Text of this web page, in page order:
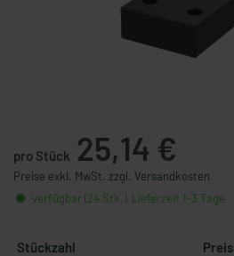
pro Stück 25,14 €
Preise exkl. MwSt. zzgl. Versandkosten
verfügbar (24 Stk.), Lieferzeit 1-3 Tage
Stückzahl Preis